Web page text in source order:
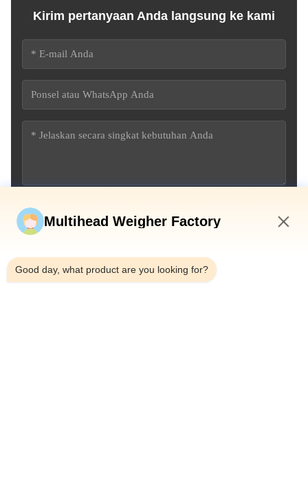
Kirim pertanyaan Anda langsung ke kami
Multihead Weigher Factory
Good day, what product are you looking for?